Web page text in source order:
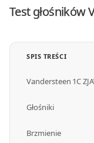
SPIS TREŚCI
Vandersteen 1C
Głośniki
Brzmienie
Test głośników